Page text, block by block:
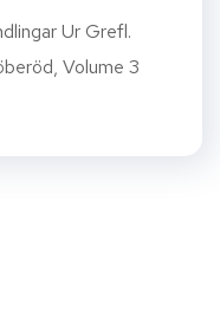
Ur Grefl.
Volume 3